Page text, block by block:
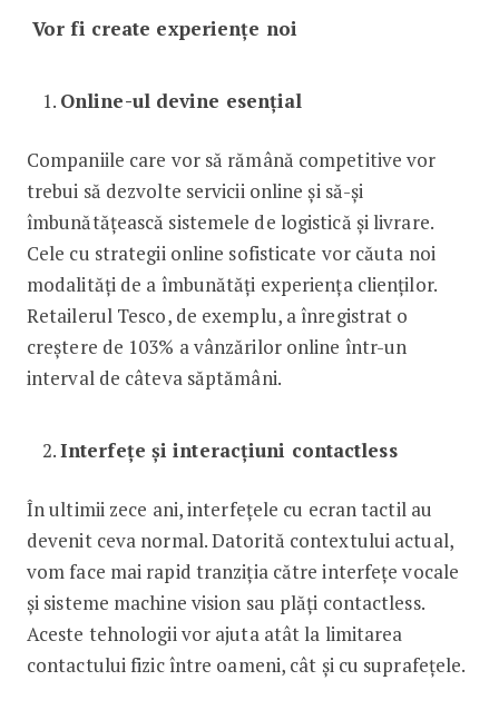
Vor fi create experiențe noi
Online-ul devine esențial
Companiile care vor să rămână competitive vor
trebui să dezvolte servicii online și să-și
îmbunătățească sistemele de logistică și livrare.
Cele cu strategii online sofisticate vor căuta noi
modalități de a îmbunătăți experiența clienților.
Retailerul Tesco, de exemplu, a înregistrat o
creștere de 103% a vânzărilor online într-un
interval de câteva săptămâni.
Interfețe și interacțiuni contactless
În ultimii zece ani, interfețele cu ecran tactil au
devenit ceva normal. Datorită contextului actual,
vom face mai rapid tranziția către interfețe vocale
și sisteme machine vision sau plăți contactless.
Aceste tehnologii vor ajuta atât la limitarea
contactului fizic între oameni, cât și cu suprafețele.